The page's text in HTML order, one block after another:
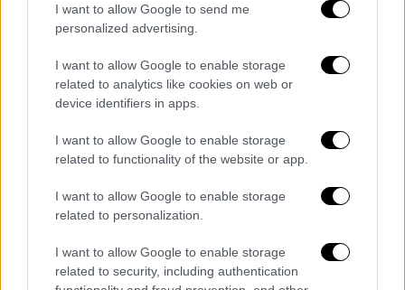
I want to allow Google to send me
personalized advertising.
I want to allow Google to enable storage
related to analytics like cookies on web or
device identifiers in apps.
I want to allow Google to enable storage
related to functionality of the website or app.
I want to allow Google to enable storage
related to personalization.
I want to allow Google to enable storage
related to security, including authentication
τους. Άρα, ένας άνθρωπος που είναι
συνεχώς στον ήλιο, προφανώς δεν
χρειάζεται. Ένας άνθρωπος που είναι
συνεχώς κλεισμένος μέσα, προφανώς
χρειάζεται βιταμίνη D και κάποιοι από
αυτούς μπορεί να χρειάζεται να παίρνουν και
συνεχώς. Και έχουνπροτείνει οι
δοσολογία σε αυτές τις περιπτώσεις»,
εξηγεί η κ. Κώτσα.
Η βιταμίνη D, o προδιαβήτης, η